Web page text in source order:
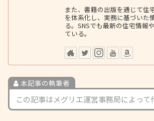
また、書籍の出版を通じて住
を体系化し、実務に基づいた
る。SNSでも最新の住宅情報
ている。
本記事の執筆者
この記事はメグリエ運営事務局によって